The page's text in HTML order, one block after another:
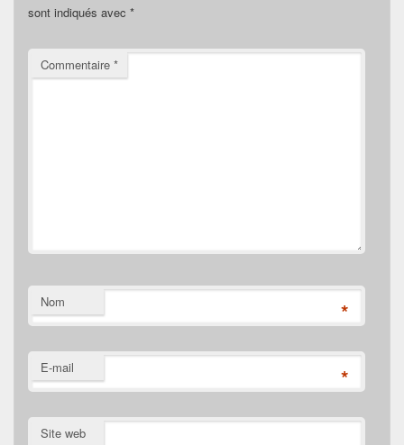
sont indiqués avec *
Commentaire *
Nom *
E-mail *
Site web